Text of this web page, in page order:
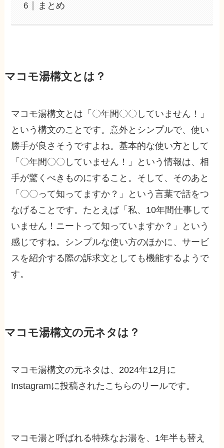
まとめ
マコモ湯構文とは？
マコモ湯構文とは「〇年間〇〇していません！」
という構文のことです。意外とシンプルで、使い
勝手が良さそうですよね。基本的な使い方として
「〇年間〇〇していません！」という情報は、相
手が驚くべきものにすること。そして、そのあと
「〇〇って知ってますか？」という言葉で話をつ
なげることです。たとえば「私、10年間仕事して
いません！ニートって知っていますか？」という
感じですね。シンプルな使い方のほかに、サービ
スを紹介する際の訴求文としても機能するようで
す。
マコモ湯構文の元ネタは？
マコモ湯構文の元ネタは、2024年12月に
Instagramに投稿されたこちらのリールです。
マコモ湯と呼ばれる特殊なお湯を、1年半も替え